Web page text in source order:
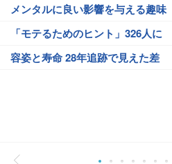
メンタルに良い影響を与える趣味
「モテるためのヒント」326人に
容姿と寿命 28年追跡で見えた差